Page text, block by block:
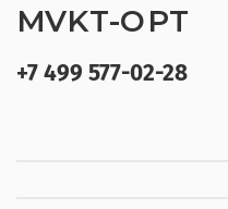
+7 499 577-02-28
MVKT-OPT